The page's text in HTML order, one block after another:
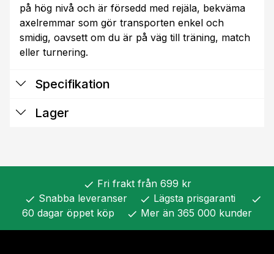
på hög nivå och är försedd med rejäla, bekväma
axelremmar som gör transporten enkel och
smidig, oavsett om du är på väg till träning, match
eller turnering.
Specifikation
Lager
check Fri frakt från 699 kr
check Snabba leveranser check Lägsta prisgaranti check
60 dagar öppet köp check Mer än 365 000 kunder